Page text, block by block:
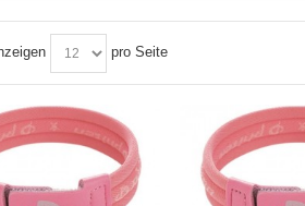
pro Seite